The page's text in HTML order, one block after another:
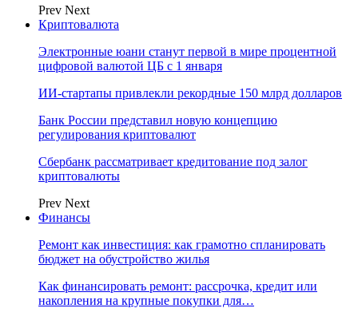
Prev Next
Криптовалюта
Электронные юани станут первой в мире процентной
цифровой валютой ЦБ с 1 января
ИИ-стартапы привлекли рекордные 150 млрд долларов
Банк России представил новую концепцию
регулирования криптовалют
Сбербанк рассматривает кредитование под залог
криптовалюты
Prev Next
Финансы
Ремонт как инвестиция: как грамотно спланировать
бюджет на обустройство жилья
Как финансировать ремонт: рассрочка, кредит или
накопления на крупные покупки для…